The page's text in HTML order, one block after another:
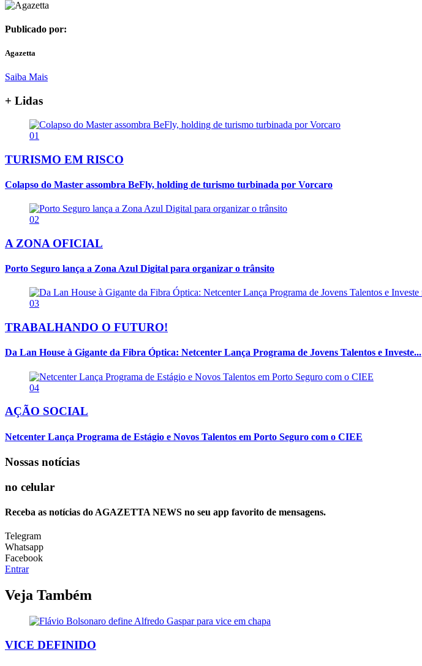
Publicado por:
Agazetta
Saiba Mais
+ Lidas
01
TURISMO EM RISCO
Colapso do Master assombra BeFly, holding de turismo turbinada por Vorcaro
02
A ZONA OFICIAL
Porto Seguro lança a Zona Azul Digital para organizar o trânsito
03
TRABALHANDO O FUTURO!
Da Lan House à Gigante da Fibra Óptica: Netcenter Lança Programa de Jovens Talentos e Investe...
04
AÇÃO SOCIAL
Netcenter Lança Programa de Estágio e Novos Talentos em Porto Seguro com o CIEE
Nossas notícias
no celular
Receba as notícias do AGAZETTA NEWS no seu app favorito de mensagens.
Telegram
Whatsapp
Facebook
Entrar
Veja Também
VICE DEFINIDO